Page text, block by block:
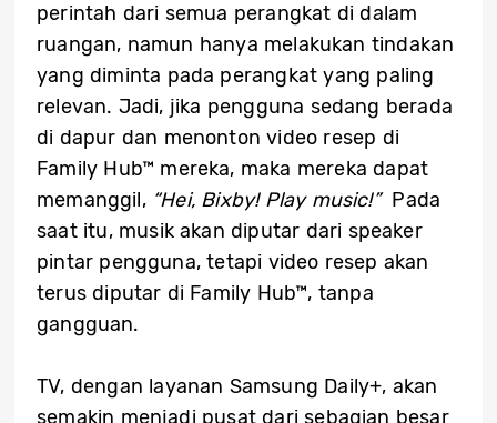
perintah dari semua perangkat di dalam
ruangan, namun hanya melakukan tindakan
yang diminta pada perangkat yang paling
relevan. Jadi, jika pengguna sedang berada
di dapur dan menonton video resep di
Family Hub™ mereka, maka mereka dapat
memanggil, “Hei, Bixby! Play music!”Pada
saat itu, musik akan diputar dari speaker
pintar pengguna, tetapi video resep akan
terus diputar di Family Hub™, tanpa
gangguan.
TV, dengan layanan Samsung Daily+, akan
semakin menjadi pusat dari sebagian besar